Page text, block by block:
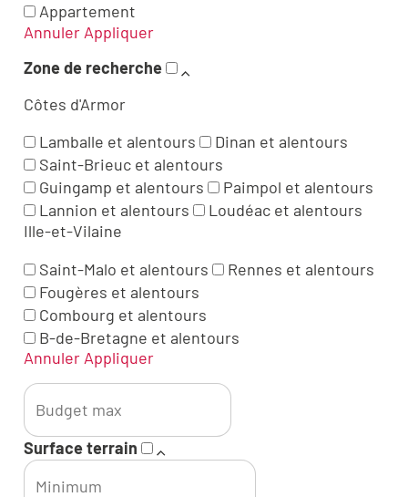
Appartement
Annuler Appliquer
Zone de recherche
Côtes d'Armor
Lamballe et alentours
Dinan et alentours
Saint-Brieuc et alentours
Guingamp et alentours
Paimpol et alentours
Lannion et alentours
Loudéac et alentours
Ille-et-Vilaine
Saint-Malo et alentours
Rennes et alentours
Fougères et alentours
Combourg et alentours
B-de-Bretagne et alentours
Annuler Appliquer
Maximum
Surface terrain
Minimum